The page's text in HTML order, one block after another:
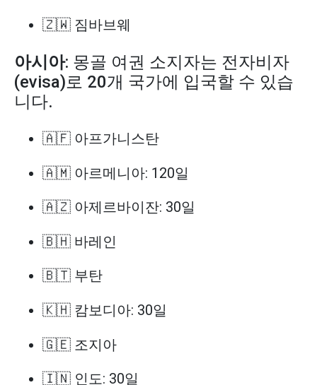
🇿🇼 짐바브웨
아시아: 몽골 여권 소지자는 전자비자
(evisa)로 20개 국가에 입국할 수 있습
니다.
🇦🇫 아프가니스탄
🇦🇲 아르메니아: 120일
🇦🇿 아제르바이잔: 30일
🇧🇭 바레인
🇧🇹 부탄
🇰🇭 캄보디아: 30일
🇬🇪 조지아
🇮🇳 인도: 30일